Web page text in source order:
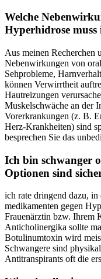
Welche
Hyperhidrose muss
Aus meinen ‌Recherchen
Nebenwirkungen von⁤
‌Sehprobleme,
können Verwirrtheit
Hautreizungen
Muskelschwäche an der
Vorerkrankungen (z. B.‍
Herz-Krankheiten) sind
⁣besprechen Sie das
Ich‍ bin schwanger
Optionen sind‍
ich rate dringend ​dazu,
medikamenten⁢ gegen
Frauenärztin bzw. Ihrem
Anticholinergika‌ sollte
Botulinumtoxin wird
Schwangere sind
Antitranspirants oft die